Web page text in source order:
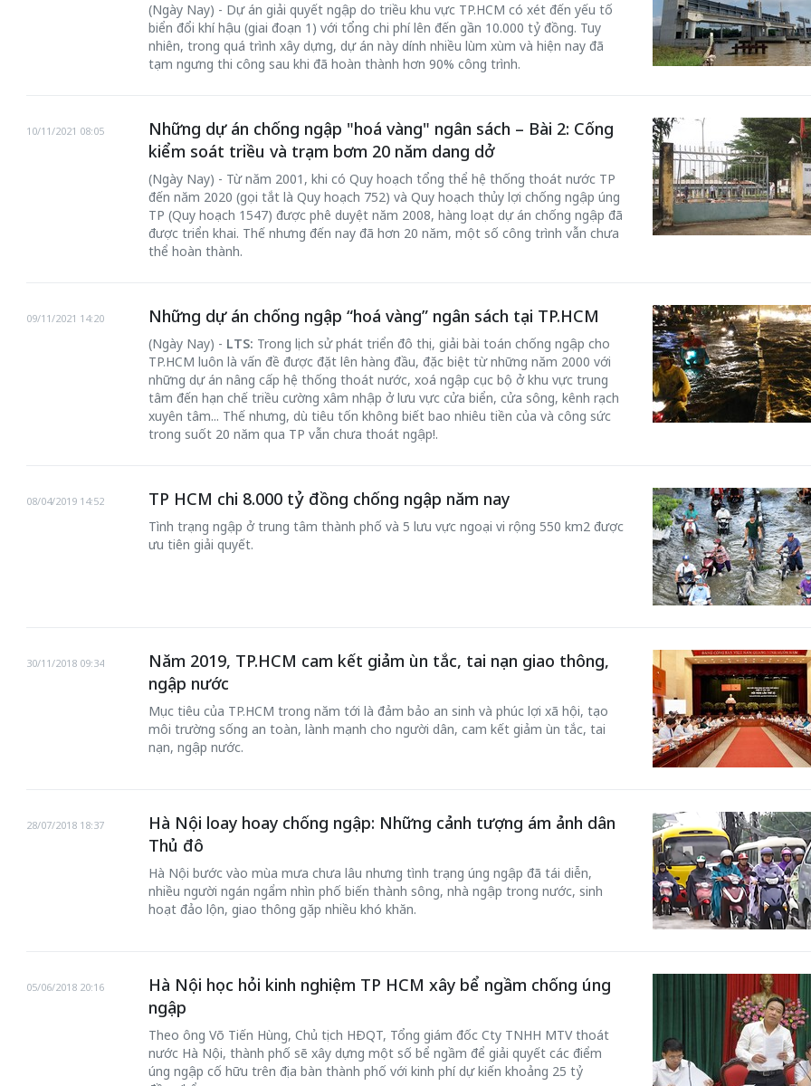
(Ngày Nay) - Dự án giải quyết ngập do triều khu vực TP.HCM có xét đến yếu tố
biển đổi khí hậu (giai đoạn 1) với tổng chi phí lên đến gần 10.000 tỷ đồng. Tuy
nhiên, trong quá trình xây dựng, dự án này dính nhiều lùm xùm và hiện nay đã
tạm ngưng thi công sau khi đã hoàn thành hơn 90% công trình.
Những dự án chống ngập "hoá vàng" ngân sách – Bài 2: Cống
kiểm soát triều và trạm bơm 20 năm dang dở
10/11/2021 08:05
(Ngày Nay) - Từ năm 2001, khi có Quy hoạch tổng thể hệ thống thoát nước TP
đến năm 2020 (gọi tắt là Quy hoạch 752) và Quy hoạch thủy lợi chống ngập úng
TP (Quy hoạch 1547) được phê duyệt năm 2008, hàng loạt dự án chống ngập đã
được triển khai. Thế nhưng đến nay đã hơn 20 năm, một số công trình vẫn chưa
thể hoàn thành.
Những dự án chống ngập “hoá vàng” ngân sách tại TP.HCM
09/11/2021 14:20
(Ngày Nay) - LTS: Trong lịch sử phát triển đô thị, giải bài toán chống ngập cho
TP.HCM luôn là vấn đề được đặt lên hàng đầu, đặc biệt từ những năm 2000 với
những dự án nâng cấp hệ thống thoát nước, xoá ngập cục bộ ở khu vực trung
tâm đến hạn chế triều cường xâm nhập ở lưu vực cửa biển, cửa sông, kênh rạch
xuyên tâm... Thế nhưng, dù tiêu tốn không biết bao nhiêu tiền của và công sức
trong suốt 20 năm qua TP vẫn chưa thoát ngập!.
TP HCM chi 8.000 tỷ đồng chống ngập năm nay
08/04/2019 14:52
Tình trạng ngập ở trung tâm thành phố và 5 lưu vực ngoại vi rộng 550 km2 được
ưu tiên giải quyết.
Năm 2019, TP.HCM cam kết giảm ùn tắc, tai nạn giao thông,
ngập nước
30/11/2018 09:34
Mục tiêu của TP.HCM trong năm tới là đảm bảo an sinh và phúc lợi xã hội, tạo
môi trường sống an toàn, lành mạnh cho người dân, cam kết giảm ùn tắc, tai
nạn, ngập nước.
Hà Nội loay hoay chống ngập: Những cảnh tượng ám ảnh dân
Thủ đô
28/07/2018 18:37
Hà Nội bước vào mùa mưa chưa lâu nhưng tình trạng úng ngập đã tái diễn,
nhiều người ngán ngẩm nhìn phố biến thành sông, nhà ngập trong nước, sinh
hoạt đảo lộn, giao thông gặp nhiều khó khăn.
Hà Nội học hỏi kinh nghiệm TP HCM xây bể ngầm chống úng
ngập
05/06/2018 20:16
Theo ông Võ Tiến Hùng, Chủ tịch HĐQT, Tổng giám đốc Cty TNHH MTV thoát
nước Hà Nội, thành phố sẽ xây dựng một số bể ngầm để giải quyết các điểm
úng ngập cố hữu trên địa bàn thành phố với kinh phí dự kiến khoảng 25 tỷ